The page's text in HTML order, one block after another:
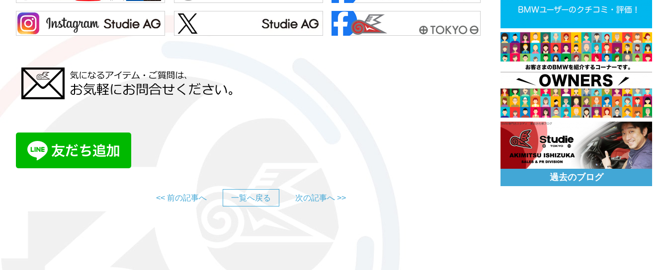
<< 前の記事へ 一覧へ戻る 次の記事へ >>
過去のブログ